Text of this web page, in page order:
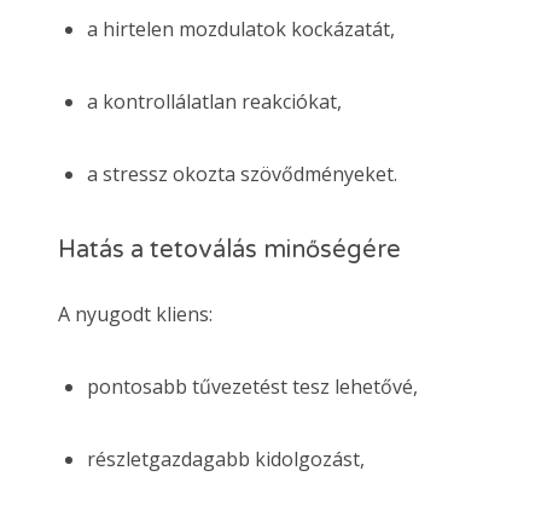
a hirtelen mozdulatok kockázatát,
a kontrollálatlan reakciókat,
a stressz okozta szövődményeket.
Hatás a tetoválás minőségére
A nyugodt kliens:
pontosabb tűvezetést tesz lehetővé,
részletgazdagabb kidolgozást,